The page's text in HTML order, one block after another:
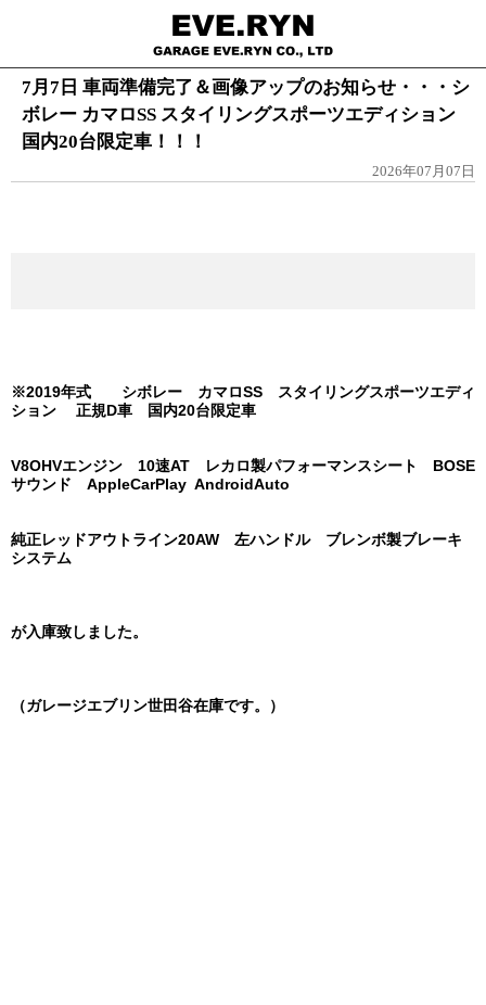
7月7日 車両準備完了＆画像アップのお知らせ・・・シ
ボレー カマロSS スタイリングスポーツエディション
国内20台限定車！！！
2026年07月07日
※2019年式 シボレー カマロSS スタイリングスポーツエディ
ション 正規D車 国内20台限定車
V8OHVエンジン 10速AT レカロ製パフォーマンスシート BOSE
サウンド AppleCarPlay AndroidAuto
純正レッドアウトライン20AW 左ハンドル ブレンボ製ブレーキ
システム
が入庫致しました。
（ガレージエブリン世田谷在庫です。）